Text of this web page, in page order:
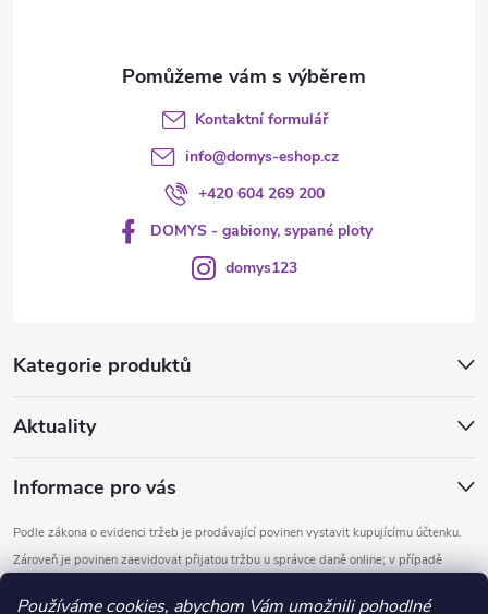
Používáme cookies, abychom Vám umožnili pohodlné
Kategorie produktů
Aktuality
Informace pro vás
Podle zákona o evidenci tržeb je prodávající povinen vystavit kupujícímu účtenku.
Zároveň je povinen zaevidovat přijatou tržbu u správce daně online; v případě
Kontaktní formulář
info@domys-eshop.cz
+420 604 269 200
DOMYS - gabiony, sypané ploty
domys123